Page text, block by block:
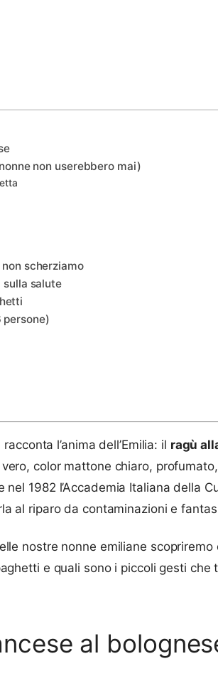
non userebbero mai)
scherziamo
sulla salute
persone)
l’anima dell’Emilia: il ragù
color mattone chiaro,
nel 1982 l’Accademia Italiana
al riparo da contaminazioni e
nostre nonne emiliane
e quali sono i piccoli gesti
al